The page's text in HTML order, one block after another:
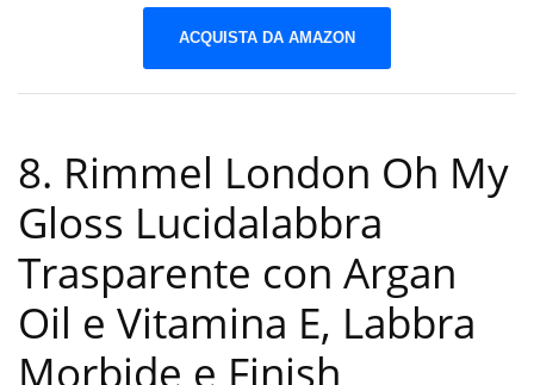
ACQUISTA DA AMAZON
8. Rimmel London Oh My
Gloss Lucidalabbra
Trasparente con Argan
Oil e Vitamina E, Labbra
Morbide e Finish